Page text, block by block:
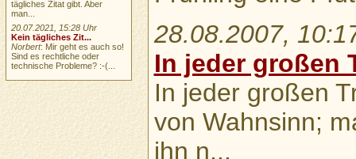
28.08.2007,
In jeder großen
In jeder großen
von Wahnsinn;
ihn n...
tägliches Zitat gibt. Aber
man...
20.07.2021, 15:28 Uhr
Kein tägliches Zit...
Norbert: Mir geht es auch so!
Sind es rechtliche oder
technische Probleme? :-(...